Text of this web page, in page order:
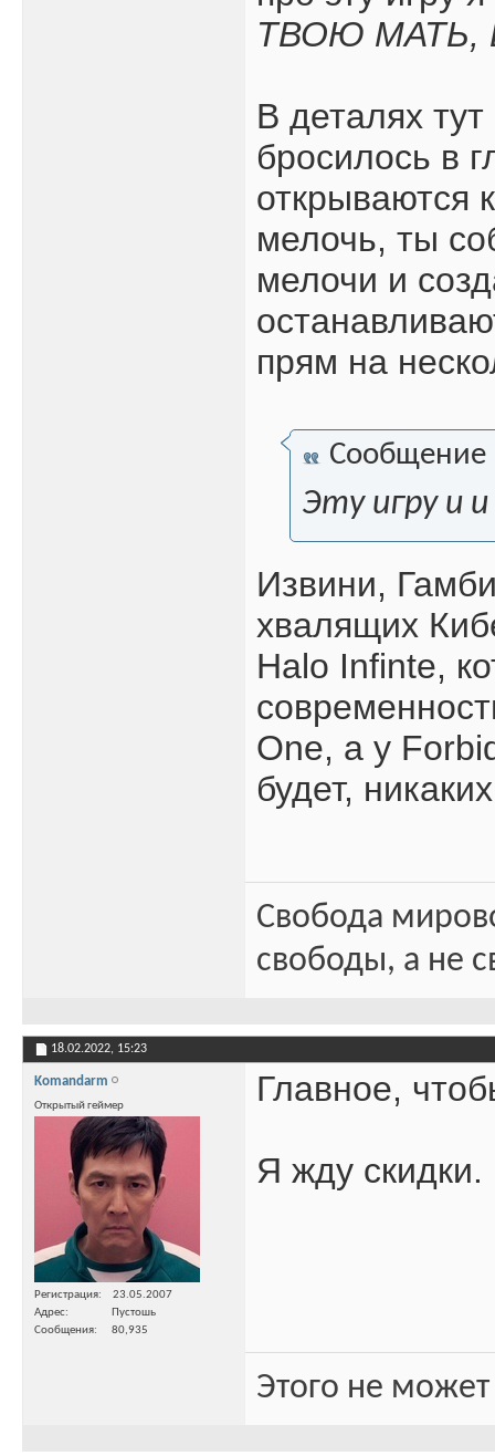
ТВОЮ МАТЬ,
В деталях
бросилось в
открываются
мелочь, ты
мелочи и
прям на
Сообщение
Эту игру и
Извини,
хвалящих
Halo Infinte,
One, а у
будет,
Свобода
свободы, а не
18.02.2022, 15:23
Komandarm
Открытый геймер
Регистрация
23.05.2007
Адрес
Пустошь
Сообщения
80,935
Главное,
Я жду скидки.
Этого не